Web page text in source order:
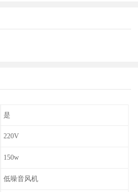
是
220V
150w
低噪音风机